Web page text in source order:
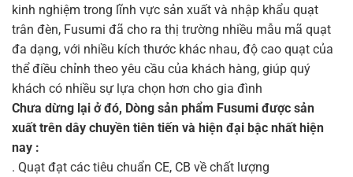
kinh nghiệm trong lĩnh vực sản xuất và nhập khẩu quạt
trân đèn, Fusumi đã cho ra thị trường nhiều mẫu mã quạt
đa dạng, với nhiều kích thước khác nhau, độ cao quạt của
thể điều chỉnh theo yêu cầu của khách hàng, giúp quý
khách có nhiều sự lựa chọn hơn cho gia đình
Chưa dừng lại ở đó, Dòng sản phẩm Fusumi được sản
xuất trên dây chuyền tiên tiến và hiện đại bậc nhất hiện
nay :
. Quạt đạt các tiêu chuẩn CE, CB về chất lượng